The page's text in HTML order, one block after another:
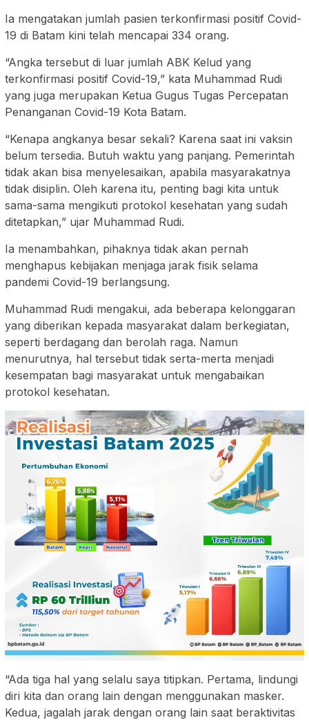
Ia mengatakan jumlah pasien terkonfirmasi positif Covid-
19 di Batam kini telah mencapai 334 orang.
“Angka tersebut di luar jumlah ABK Kelud yang
terkonfirmasi positif Covid-19,” kata Muhammad Rudi
yang juga merupakan Ketua Gugus Tugas Percepatan
Penanganan Covid-19 Kota Batam.
“Kenapa angkanya besar sekali? Karena saat ini vaksin
belum tersedia. Butuh waktu yang panjang. Pemerintah
tidak akan bisa menyelesaikan, apabila masyarakatnya
tidak disiplin. Oleh karena itu, penting bagi kita untuk
sama-sama mengikuti protokol kesehatan yang sudah
ditetapkan,” ujar Muhammad Rudi.
Ia menambahkan, pihaknya tidak akan pernah
menghapus kebijakan menjaga jarak fisik selama
pandemi Covid-19 berlangsung.
Muhammad Rudi mengakui, ada beberapa kelonggaran
yang diberikan kepada masyarakat dalam berkegiatan,
seperti berdagang dan berolah raga. Namun
menurutnya, hal tersebut tidak serta-merta menjadi
kesempatan bagi masyarakat untuk mengabaikan
protokol kesehatan.
“Ada tiga hal yang selalu saya titipkan. Pertama, lindungi
diri kita dan orang lain dengan menggunakan masker.
Kedua, jagalah jarak dengan orang lain saat beraktivitas